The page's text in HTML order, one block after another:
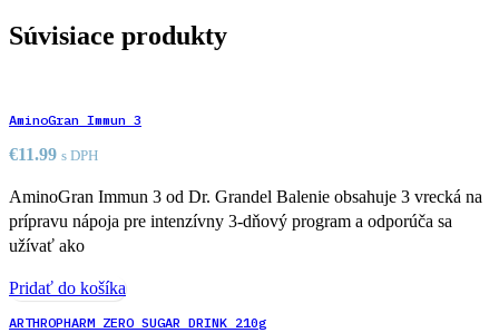
Súvisiace produkty
AminoGran Immun 3
€11.99 s DPH
AminoGran Immun 3 od Dr. Grandel Balenie obsahuje 3 vrecká na
prípravu nápoja pre intenzívny 3-dňový program a odporúča sa
užívať ako
Pridať do košíka
ARTHROPHARM ZERO SUGAR DRINK 210g